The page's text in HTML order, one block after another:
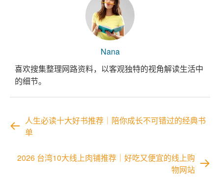
Nana
喜欢搜集整理网路资料，以客观独特的视角解读生活中
的细节。
人生必读十大好书推荐｜陪你成长不可错过的经典书
单
2026 台湾10大线上肉铺推荐｜好吃又便宜的线上购
物网站